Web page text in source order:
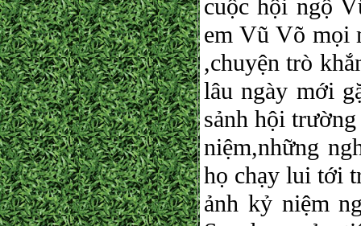
cuộc hội ngộ
em Vũ Võ mọi
,chuyện trò
lâu ngày mới
sảnh hội
niệm,những
họ chạy lui tới
ảnh kỷ niệm